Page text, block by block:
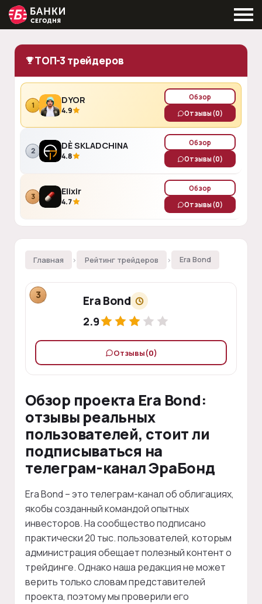
ТОП-3 трейдеров
1 DYOR
4.9
Обзор
Отзывы(0)
2 DÈ SKLADCHINA
4.8
Обзор
Отзывы(0)
3 Elixir
4.7
Обзор
Отзывы(0)
Главная › Рейтинг трейдеров › Era Bond
3 Era Bond
2.9
Отзывы(0)
Обзор проекта Era Bond:
отзывы реальных
пользователей, стоит ли
подписываться на
телеграм-канал ЭраБонд
Era Bond – это телеграм-канал об облигациях,
якобы созданный командой опытных
инвесторов. На сообщество подписано
практически 20 тыс. пользователей, которым
администрация обещает полезный контент о
трейдинге. Однако наша редакция не может
верить только словам представителей
проекта, поэтому мы проверили его